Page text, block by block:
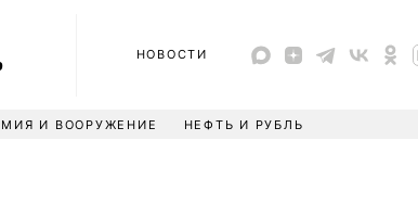
НОВОСТИ
И ВООРУЖЕНИЕ НЕФТЬ И РУБЛЬ